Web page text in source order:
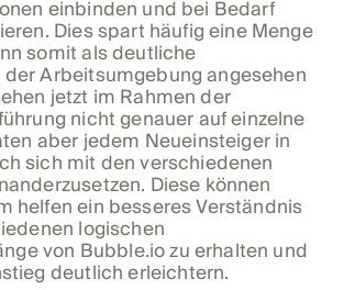
einbinden und bei Bedarf
Dies spart häufig eine Menge
somit als deutliche
Arbeitsumgebung angesehen
jetzt im Rahmen der
nicht genauer auf einzelne
aber jedem Neueinsteiger in
sich mit den verschiedenen
Diese können
helfen ein besseres Verständnis
logischen
von Bubble.io zu erhalten und
deutlich erleichtern.